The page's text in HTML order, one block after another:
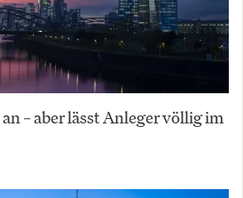
– aber lässt Anleger völlig im